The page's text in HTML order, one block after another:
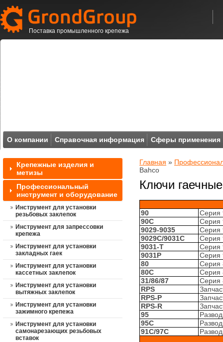
Поставка промышленного крепежа
О компании Справочная информация Сферы применения
Главная »
Bahco
Ключи гаечные
90
Серия
90С
Серия
9029-9035
Серия
9029C/9031C
Серия
9031-T
Серия
9031P
Серия
80
Серия
80С
Серия
31/86/87
Серия
RPS
RPS-P
RPS-R
95
95С
91C/97C
Крепежные изделия и
метизы
Профессиональный
инструмент и оборудование
Инструмент для установки
резьбовых заклепок
Инструмент для запрессовки
крепежа
Инструмент для установки
закладных гаек
Инструмент для установки
кассетных заклепок
Инструмент для установки
вытяжных заклепок
Инструмент для установки
зажимного крепежа
Инструмент для установки
самонарезающих резьбовых
вставок